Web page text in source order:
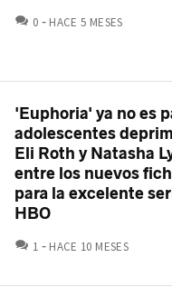
0 COMENTARIOS
HACE 5 MESES
'Euphoria' ya no es
adolescentes
Eli Roth y Natasha
entre los nuevos
para la excelente
HBO
1 COMENTARIOS
HACE 10 MESES